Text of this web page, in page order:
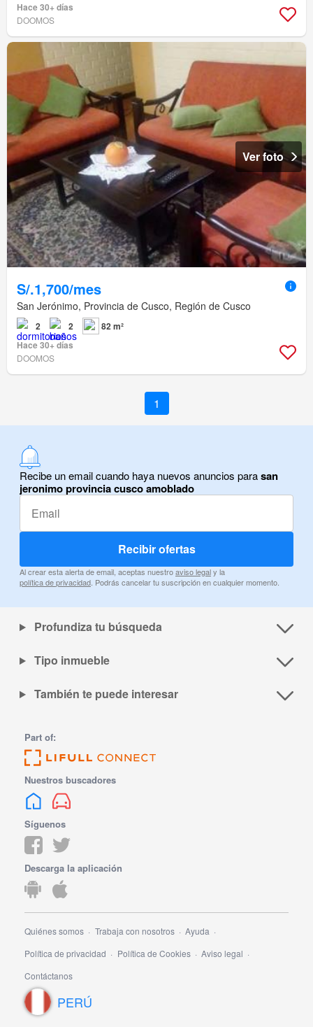
Hace 30+ días
DOOMOS
Ver foto
S/.1,700/mes
San Jerónimo, Provincia de Cusco, Región de Cusco
2 2
82 m²
Hace 30+ días
DOOMOS
1
Recibe un email cuando haya nuevos anuncios parasan
jeronimo provincia cusco amoblado
Recibir ofertas
Al crear esta alerta de email, aceptas nuestroaviso legaly la
política de privacidad . Podrás cancelar tu suscripción en cualquier momento.
Profundiza tu búsqueda
Tipo inmueble
También te puede interesar
Part of:
Nuestros buscadores
Síguenos
Descarga la aplicación
Quiénes somos Trabaja con nosotros
Ayuda
Política de privacidad
Política de Cookies
Aviso legal
Contáctanos
PERÚ